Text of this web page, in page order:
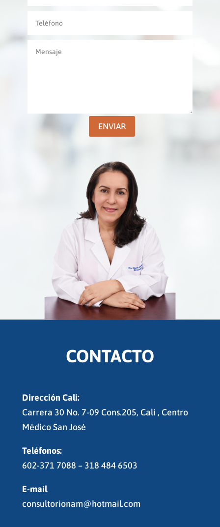
ENVIAR
CONTACTO
Dirección Cali:
Carrera 30 No. 7-09 Cons.205, Cali , Centro
Médico San José
Teléfonos:
602-371 7088 – 318 484 6503
E-mail
consultorionam@hotmail.com